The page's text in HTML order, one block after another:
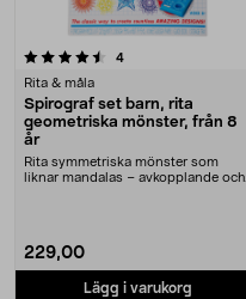
4recensioner
Rita & måla
Spirograf set barn, rita
geometriska mönster, från 8
år
Rita symmetriska mönster som
liknar mandalas – avkopplande och
229,00
Lägg i varukorg
5.0 av 5 stjärnor